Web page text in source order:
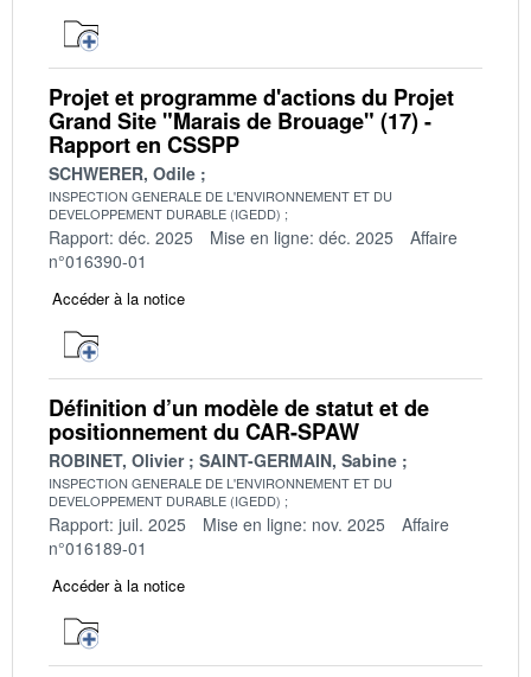
Projet et programme d'actions du Projet
Grand Site "Marais de Brouage" (17) -
Rapport en CSSPP
SCHWERER, Odile
INSPECTION GENERALE DE L'ENVIRONNEMENT ET DU
DEVELOPPEMENT DURABLE (IGEDD)
Rapport: déc. 2025 Mise en ligne: déc. 2025
Affaire
n°016390-01
Accéder à la notice
Définition d’un modèle de statut et de
positionnement du CAR-SPAW
ROBINET, Olivier SAINT-GERMAIN, Sabine
INSPECTION GENERALE DE L'ENVIRONNEMENT ET DU
DEVELOPPEMENT DURABLE (IGEDD)
Rapport: juil. 2025 Mise en ligne: nov. 2025
Affaire
n°016189-01
Accéder à la notice